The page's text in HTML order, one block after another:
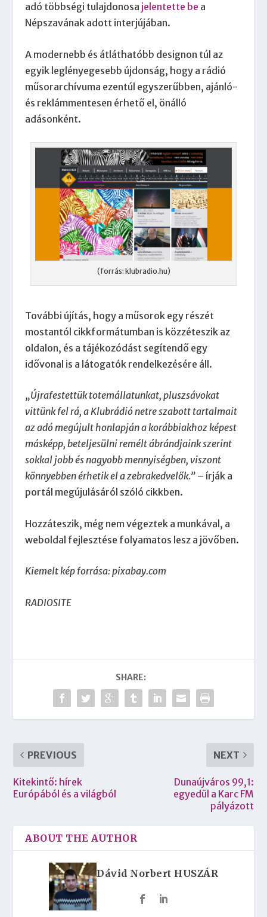
adó többségi tulajdonosa jelentette be a
Népszavának adott interjújában.
A modernebb és átláthatóbb designon túl az
egyik leglényegesebb újdonság, hogy a rádió
műsorarchívuma ezentúl egyszerűbben, ajánló-
és reklámmentesen érhető el, önálló
adásonként.
(forrás: klubradio.hu)
További újítás, hogy a műsorok egy részét
mostantól cikkformátumban is közzéteszik az
oldalon, és a tájékozódást segítendő egy
idővonal is a látogatók rendelkezésére áll.
„Újrafestettük totemállatunkat, pluszsávokat
vittünk fel rá, a Klubrádió netre szabott tartalmait
az adó megújult honlapján a korábbiakhoz képest
másképp, beteljesülni remélt ábrándjaink szerint
sokkal jobb és nagyobb mennyiségben, viszont
könnyebben érhetik el a zebrakedvelők.” – írják a
portál megújulásáról szóló cikkben.
Hozzáteszik, még nem végeztek a munkával, a
weboldal fejlesztése folyamatos lesz a jövőben.
Kiemelt kép forrása: pixabay.com
RADIOSITE
SHARE:
PREVIOUS
Kitekintő: hírek
Európából és a világból
NEXT
Dunaújváros 99,1:
egyedül a Karc FM
pályázott
ABOUT THE AUTHOR
Dávid Norbert HUSZÁR